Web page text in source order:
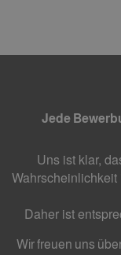
Jede
Uns ist klar,
Daher ist
Wir freuen uns